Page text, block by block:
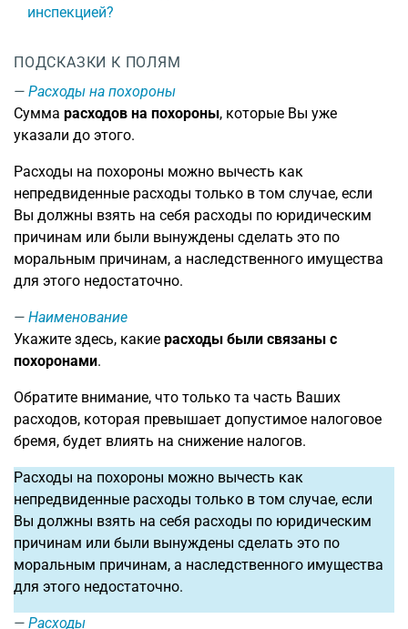
инспекцией?
ПОДСКАЗКИ К ПОЛЯМ
Расходы на похороны
Сумма расходов на похороны, которые Вы уже
указали до этого.
Расходы на похороны можно вычесть как
непредвиденные расходы только в том случае, если
Вы должны взять на себя расходы по юридическим
причинам или были вынуждены сделать это по
моральным причинам, а наследственного имущества
для этого недостаточно.
Наименование
Укажите здесь, какие расходы были связаны с
похоронами.
Обратите внимание, что только та часть Ваших
расходов, которая превышает допустимое налоговое
бремя, будет влиять на снижение налогов.
Расходы на похороны можно вычесть как
непредвиденные расходы только в том случае, если
Вы должны взять на себя расходы по юридическим
причинам или были вынуждены сделать это по
моральным причинам, а наследственного имущества
для этого недостаточно.
Расходы